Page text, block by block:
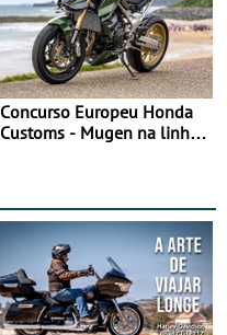
Concurso Europeu Honda
Customs - Mugen na linha